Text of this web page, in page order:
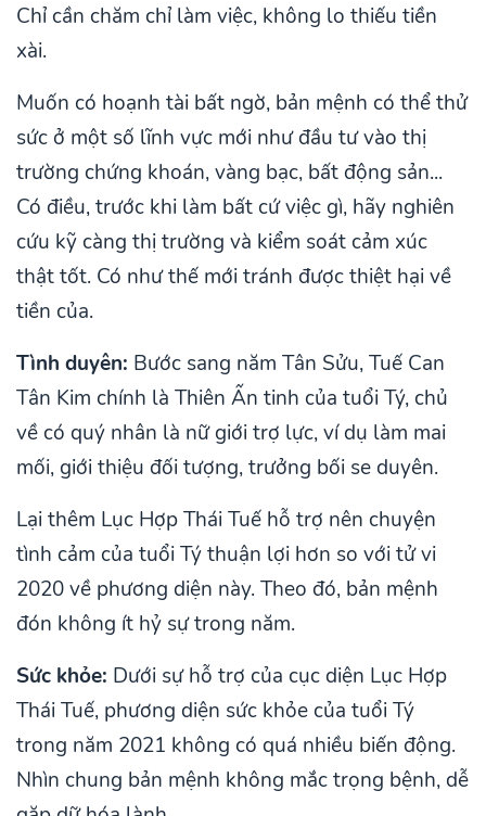
Chỉ cần chăm chỉ làm việc, không lo thiếu tiền
xài.
Muốn có hoạnh tài bất ngờ, bản mệnh có thể thử
sức ở một số lĩnh vực mới như đầu tư vào thị
trường chứng khoán, vàng bạc, bất động sản...
Có điều, trước khi làm bất cứ việc gì, hãy nghiên
cứu kỹ càng thị trường và kiểm soát cảm xúc
thật tốt. Có như thế mới tránh được thiệt hại về
tiền của.
Tình duyên: Bước sang năm Tân Sửu, Tuế Can
Tân Kim chính là Thiên Ấn tinh của tuổi Tý, chủ
về có quý nhân là nữ giới trợ lực, ví dụ làm mai
mối, giới thiệu đối tượng, trưởng bối se duyên.
Lại thêm Lục Hợp Thái Tuế hỗ trợ nên chuyện
tình cảm của tuổi Tý thuận lợi hơn so với tử vi
2020 về phương diện này. Theo đó, bản mệnh
đón không ít hỷ sự trong năm.
Sức khỏe: Dưới sự hỗ trợ của cục diện Lục Hợp
Thái Tuế, phương diện sức khỏe của tuổi Tý
trong năm 2021 không có quá nhiều biến động.
Nhìn chung bản mệnh không mắc trọng bệnh, dễ